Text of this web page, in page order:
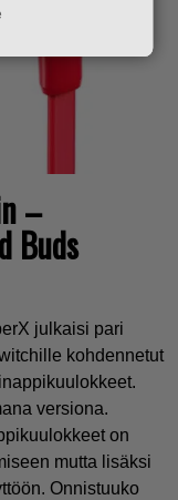
–
Buds
julkaisi pari
kohdennetut
versiona.
on
mutta lisäksi
Onnistuuko